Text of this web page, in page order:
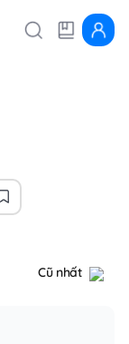
Cũ nhất